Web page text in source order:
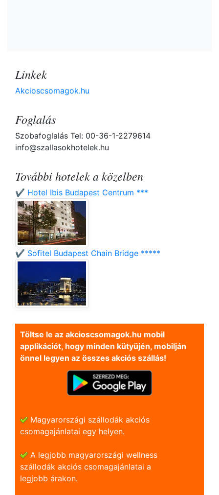
Linkek
Akcioscsomagok.hu
Foglalás
Szobafoglalás Tel: 00-36-1-2279614
info@szallasokhotelek.hu
További hotelek a közelben
✔️ Hotel Ibis Budapest Centrum ***
✔️ Sofitel Budapest Chain Bridge *****
Töltse le az akcioscsomagok.hu mobil
applikációt, hogy minden kütyüjén, mobilján
önnel legyen az összes akciós szállás!
Magyarországi szállodák akciós
csomagajánlatai egy helyen.
A legjobb magyarországi wellness
szállodák akciós csomagajánlatai a
legjobb árakon.